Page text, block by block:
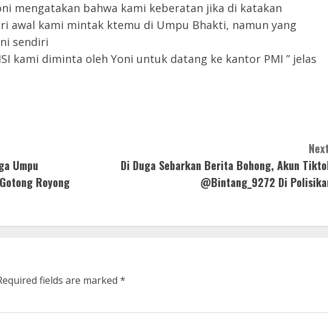
mengatakan bahwa kami keberatan jika di katakan
awal kami mintak ktemu di Umpu Bhakti, namun yang
sendiri
kami diminta oleh Yoni untuk datang ke kantor PMI ” jelas
Umpu
Royong
Di Duga Sebarkan Berita Bohong, Akun
@Bintang_9272 Di
fields are marked *